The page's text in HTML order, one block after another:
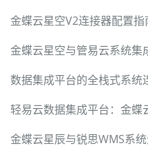
金蝶云星空V2连接器配置指
金蝶云星空与管易云系统集
数据集成平台的全栈式系统
轻易云数据集成平台：金
金蝶云星辰与锐思WMS系